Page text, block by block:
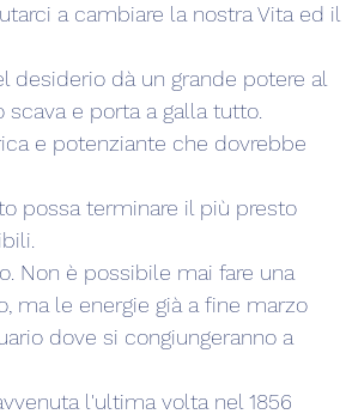
a cambiare la nostra Vita ed il
desiderio dà un grande potere al
e porta a galla tutto.
e potenziante che dovrebbe
possa terminare il più presto
Non è possibile mai fare una
ma le energie già a fine marzo
dove si congiungeranno a
l'ultima volta nel 1856